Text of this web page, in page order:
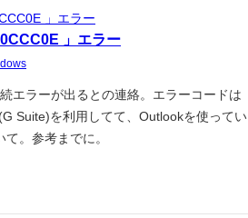
」エラー
エラーが出るとの連絡。エラーコードは
Suite)を利用してて、Outlookを使ってい
。参考までに。